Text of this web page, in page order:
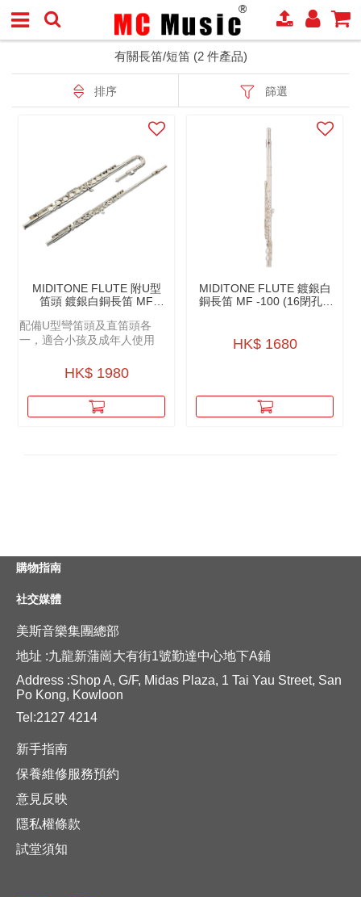
有關長笛/短笛 (2 件產品)
排序 篩選
MIDITONE FLUTE 附U型
笛頭 鍍銀⽩銅長笛 MF
配備U型彎笛頭及直笛頭各
一，適合小孩及成年人使用
HK$ 1980
MIDITONE FLUTE 鍍銀⽩
銅長笛 MF -100 (16閉孔C
HK$ 1680
購物指南
社交媒體
美斯音樂集團總部
地址 :九龍新蒲崗大有街1號勤達中心地下A鋪
Address :Shop A, G/F, Midas Plaza, 1 Tai Yau Street, San
Po Kong, Kowloon
Tel:2127 4214
新手指南
保養維修服務預約
意見反映
隱私權條款
試堂須知